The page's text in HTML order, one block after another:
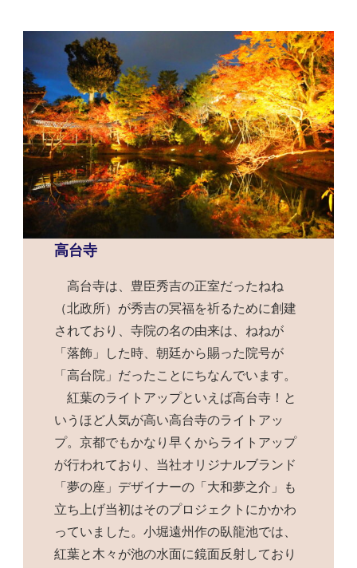
高台寺
高台寺は、豊臣秀吉の正室だったねね
（北政所）が秀吉の冥福を祈るために創建
されており、寺院の名の由来は、ねねが
「落飾」した時、朝廷から賜った院号が
「高台院」だったことにちなんでいます。
紅葉のライトアップといえば高台寺！と
いうほど人気が高い高台寺のライトアッ
プ。京都でもかなり早くからライトアップ
が行われており、当社オリジナルブランド
「夢の座」デザイナーの「大和夢之介」も
立ち上げ当初はそのプロジェクトにかかわ
っていました。小堀遠州作の臥龍池では、
紅葉と木々が池の水面に鏡面反射しており